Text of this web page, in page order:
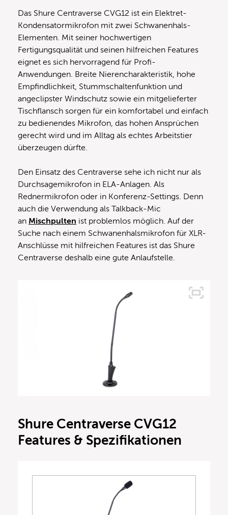
Das Shure Centraverse CVG12 ist ein Elektret-
Kondensatormikrofon mit zwei Schwanenhals-
Elementen. Mit seiner hochwertigen
Fertigungsqualität und seinen hilfreichen Features
eignet es sich hervorragend für Profi-
Anwendungen. Breite Nierencharakteristik, hohe
Empfindlichkeit, Stummschaltenfunktion und
angeclipster Windschutz sowie ein mitgelieferter
Tischflansch sorgen für ein komfortabel und einfach
zu bedienendes Mikrofon, das hohen Ansprüchen
gerecht wird und im Alltag als echtes Arbeitstier
überzeugen dürfte.
Den Einsatz des Centraverse sehe ich nicht nur als
Durchsagemikrofon in ELA-Anlagen. Als
Rednermikrofon oder in Konferenz-Settings. Denn
auch die Verwendung als Talkback-Mic
an Mischpulten ist problemlos möglich. Auf der
Suche nach einem Schwanenhalsmikrofon für XLR-
Anschlüsse mit hilfreichen Features ist das Shure
Centraverse deshalb eine gute Anlaufstelle.
Shure Centraverse CVG12
Features & Spezifikationen